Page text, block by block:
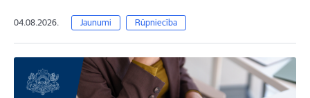
04.08.2026. Jaunumi Rūpniecība